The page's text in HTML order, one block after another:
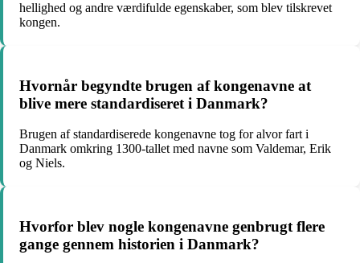
hellighed og andre værdifulde egenskaber, som blev tilskrevet
kongen.
Hvornår begyndte brugen af kongenavne at
blive mere standardiseret i Danmark?
Brugen af standardiserede kongenavne tog for alvor fart i
Danmark omkring 1300-tallet med navne som Valdemar, Erik
og Niels.
Hvorfor blev nogle kongenavne genbrugt flere
gange gennem historien i Danmark?